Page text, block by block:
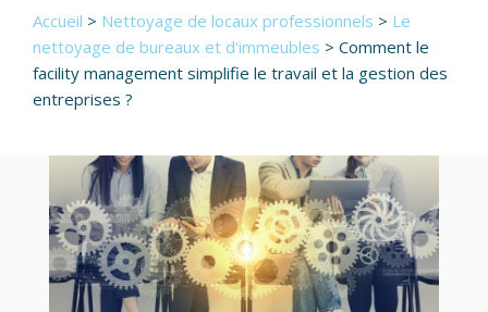
Accueil > Nettoyage de locaux professionnels > Le
nettoyage de bureaux et d'immeubles > Comment le
facility management simplifie le travail et la gestion des
entreprises ?